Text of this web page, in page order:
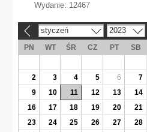
Wydanie: 12467
styczeń 2023
PN WT ŚR CZ PT SB
2
3 4 5 6 7
9
10 11 12 13 14
16
17 18 19 20 21
23
24 25 26 27 28